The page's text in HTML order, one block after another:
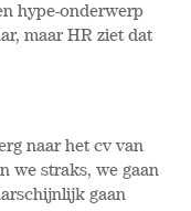
hype-onderwerp
maar HR ziet dat
naar het cv van
we straks, we gaan
gaan